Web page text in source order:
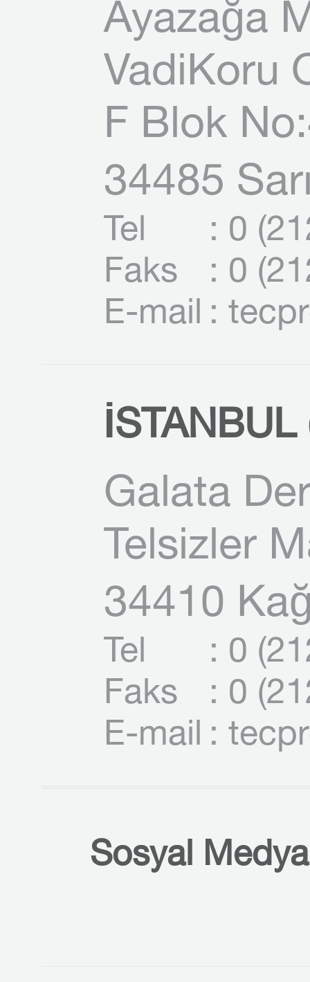
Ayazağa
VadiKoru
F Blok
34485
Tel
: 0
Faks
: 0
E-mail :
Galata
Telsizler
34410
Tel
: 0
Faks
: 0
E-mail :
Sosyal